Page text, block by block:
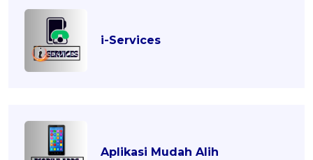
i-Services
Aplikasi Mudah Alih